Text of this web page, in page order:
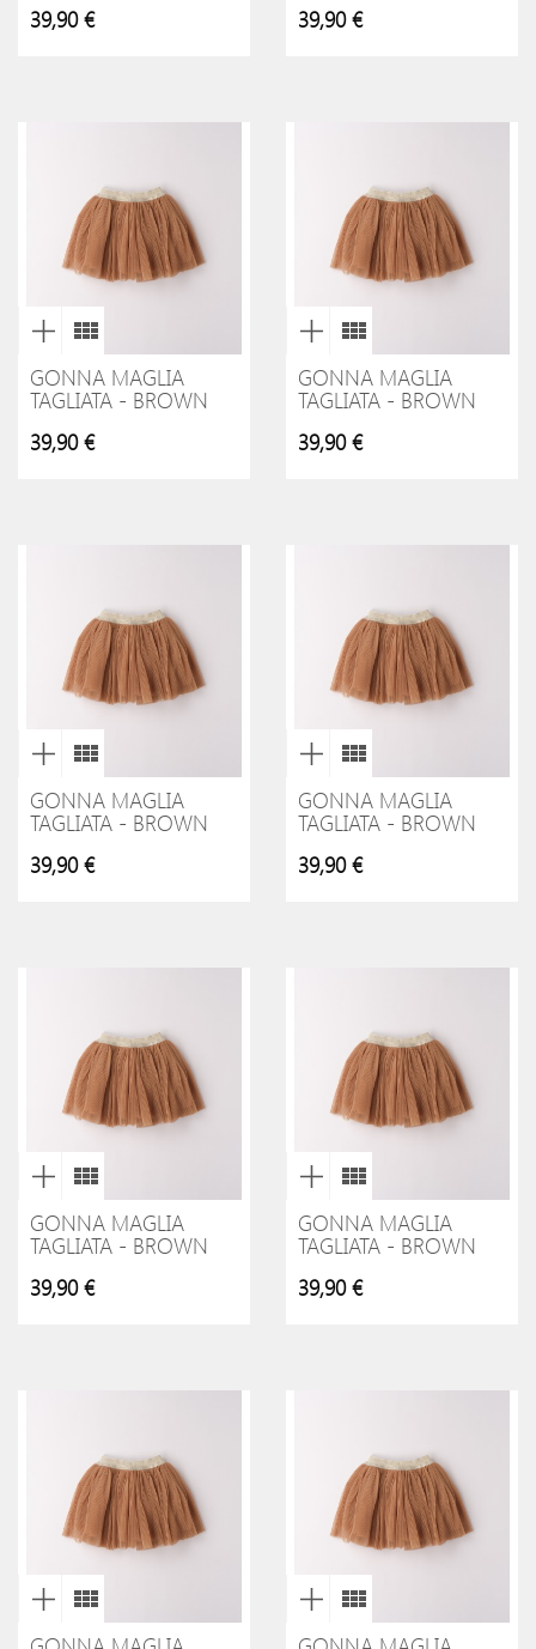
39,90 €
39,90 €
GONNA MAGLIA
TAGLIATA - BROWN
39,90 €
GONNA MAGLIA
TAGLIATA - BROWN
39,90 €
GONNA MAGLIA
TAGLIATA - BROWN
39,90 €
GONNA MAGLIA
TAGLIATA - BROWN
39,90 €
GONNA MAGLIA
TAGLIATA - BROWN
39,90 €
GONNA MAGLIA
TAGLIATA - BROWN
39,90 €